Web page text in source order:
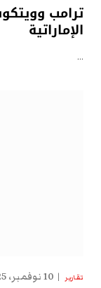
ترامب
الإماراتية
…
تقارير 10 نوفمبر، 2025